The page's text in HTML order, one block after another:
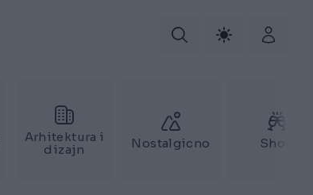
Arhitektura i
dizajn
Nostalgicno Show